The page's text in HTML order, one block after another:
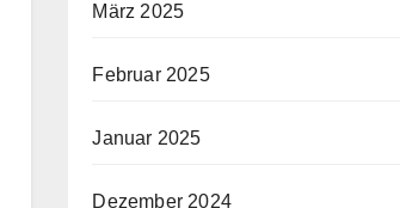
März 2025
Februar 2025
Januar 2025
Dezember 2024